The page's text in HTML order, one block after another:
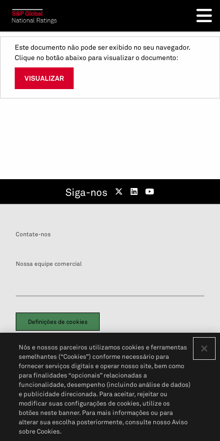
Este documento não pode ser exibido no seu navegador.
Clique no botão abaixo para visualizar o documento:
VISUALIZAR
Siga-nos
Contate-nos
Nossa equipe comercial
Definições de cookies
Política de PrivacidadePortal de privacidade do cliente (em inglês)
Não Venda Minhas Informações Pessoais© 2026 S&P Global
Nós e nossos parceiros utilizamos cookies e ferramentas
semelhantes (“Cookies”) conforme necessário para
fornecer serviços digitais e operar nosso site, bem como
para finalidades “opcionais” relacionadas a
funcionalidade, desempenho (incluindo análise de dados)
e publicidade direcionada. Para aceitar, rejeitar ou
modificar suas configurações de cookies, utilize os
botões neste banner. Para mais informações ou para
alterar sua escolha posteriormente, consulte nosso Aviso
sobre Cookies.